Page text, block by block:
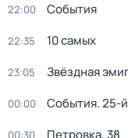
22:00 События
22:35 10 самых
23:05 Звёздная
00:00 События. 25-
00:30 Петровка, 38